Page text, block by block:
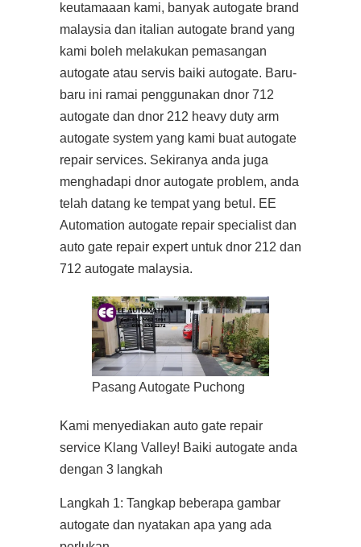
keutamaaan kami, banyak autogate brand
malaysia dan italian autogate brand yang
kami boleh melakukan pemasangan
autogate atau servis baiki autogate. Baru-
baru ini ramai penggunakan dnor 712
autogate dan dnor 212 heavy duty arm
autogate system yang kami buat autogate
repair services. Sekiranya anda juga
menghadapi dnor autogate problem, anda
telah datang ke tempat yang betul. EE
Automation autogate repair specialist dan
auto gate repair expert untuk dnor 212 dan
712 autogate malaysia.
Pasang Autogate Puchong
Kami menyediakan auto gate repair
service Klang Valley! Baiki autogate anda
dengan 3 langkah
Langkah 1: Tangkap beberapa gambar
autogate dan nyatakan apa yang ada